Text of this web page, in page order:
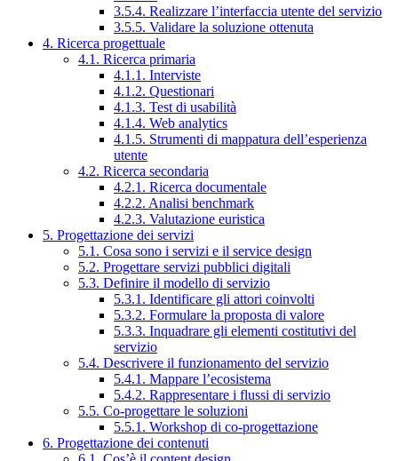
3.5.4. Realizzare l’interfaccia utente del servizio
3.5.5. Validare la soluzione ottenuta
4. Ricerca progettuale
4.1. Ricerca primaria
4.1.1. Interviste
4.1.2. Questionari
4.1.3. Test di usabilità
4.1.4. Web analytics
4.1.5. Strumenti di mappatura dell’esperienza
utente
4.2. Ricerca secondaria
4.2.1. Ricerca documentale
4.2.2. Analisi benchmark
4.2.3. Valutazione euristica
5. Progettazione dei servizi
5.1. Cosa sono i servizi e il service design
5.2. Progettare servizi pubblici digitali
5.3. Definire il modello di servizio
5.3.1. Identificare gli attori coinvolti
5.3.2. Formulare la proposta di valore
5.3.3. Inquadrare gli elementi costitutivi del
servizio
5.4. Descrivere il funzionamento del servizio
5.4.1. Mappare l’ecosistema
5.4.2. Rappresentare i flussi di servizio
5.5. Co-progettare le soluzioni
5.5.1. Workshop di co-progettazione
6. Progettazione dei contenuti